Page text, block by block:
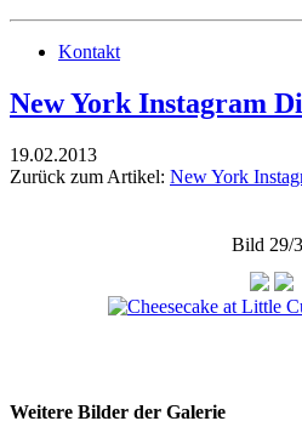
Kontakt
New York Instagram
19.02.2013
Zurück zum Artikel: New York
Bild 29/
Weitere Bilder der Galerie